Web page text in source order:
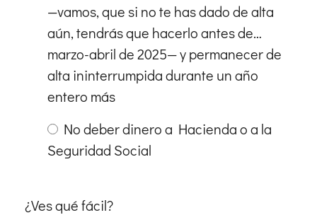
—vamos, que si no te has dado de alta
aún, tendrás que hacerlo antes de…
marzo-abril de 2025— y permanecer de
alta ininterrumpida durante un año
entero más
No deber dinero a Hacienda o a la
Seguridad Social
¿Ves qué fácil?